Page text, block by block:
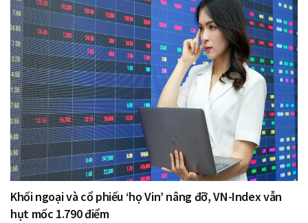
Khối ngoại và cổ phiếu ‘họ Vin’ nâng đỡ, VN-Index vẫn
hụt mốc 1.790 điểm